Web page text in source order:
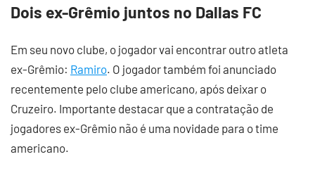
Dois ex-Grêmio juntos no Dallas FC
Em seu novo clube, o jogador vai encontrar outro atleta
ex-Grêmio: Ramiro. O jogador também foi anunciado
recentemente pelo clube americano, após deixar o
Cruzeiro. Importante destacar que a contratação de
jogadores ex-Grêmio não é uma novidade para o time
americano.